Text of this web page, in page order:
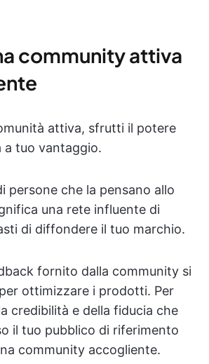
community attiva
attiva, sfrutti il potere
a tuo vantaggio.
persone che la pensano allo
una rete influente di
di diffondere il tuo marchio.
fornito dalla community si
ottimizzare i prodotti. Per
credibilità e della fiducia che
il tuo pubblico di riferimento
community accogliente.